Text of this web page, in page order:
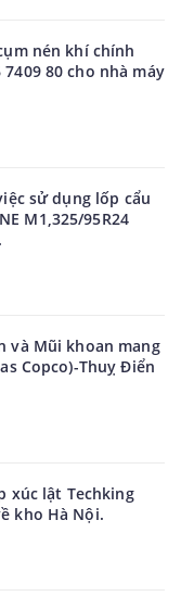
nén khí chính
80 cho nhà máy
sử dụng lốp cẩu
M1,325/95R24
và Mũi khoan mang
Copco)-Thuỵ Điển
xúc lật Techking
kho Hà Nội.